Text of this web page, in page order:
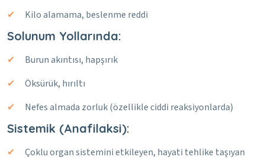
Kilo alamama, beslenme reddi
Solunum Yollarında:
Burun akıntısı, hapşırık
Öksürük, hırıltı
Nefes almada zorluk (özellikle ciddi reaksiyonlarda)
Sistemik (Anafilaksi):
Çoklu organ sistemini etkileyen, hayati tehlike taşıyan